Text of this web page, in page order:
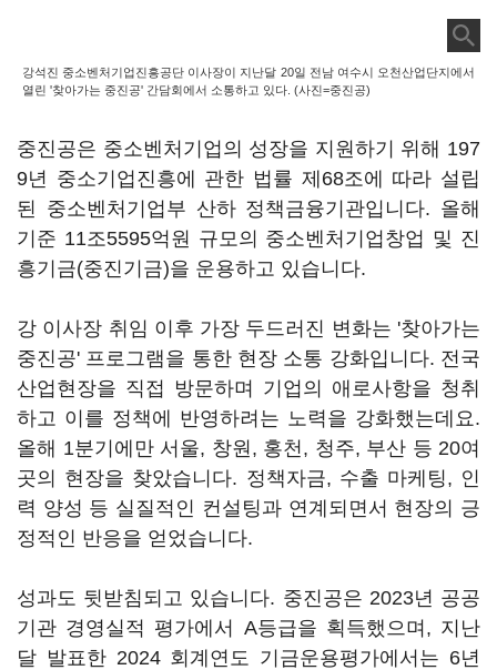
강석진 중소벤처기업진흥공단 이사장이 지난달 20일 전남 여수시 오천산업단지에서
열린 '찾아가는 중진공' 간담회에서 소통하고 있다. (사진=중진공)
중진공은 중소벤처기업의 성장을 지원하기 위해 197
9년 중소기업진흥에 관한 법률 제68조에 따라 설립
된 중소벤처기업부 산하 정책금융기관입니다. 올해
기준 11조5595억원 규모의 중소벤처기업창업 및 진
흥기금(중진기금)을 운용하고 있습니다.
강 이사장 취임 이후 가장 두드러진 변화는 '찾아가는
중진공' 프로그램을 통한 현장 소통 강화입니다. 전국
산업현장을 직접 방문하며 기업의 애로사항을 청취
하고 이를 정책에 반영하려는 노력을 강화했는데요.
올해 1분기에만 서울, 창원, 홍천, 청주, 부산 등 20여
곳의 현장을 찾았습니다. 정책자금, 수출 마케팅, 인
력 양성 등 실질적인 컨설팅과 연계되면서 현장의 긍
정적인 반응을 얻었습니다.
성과도 뒷받침되고 있습니다. 중진공은 2023년 공공
기관 경영실적 평가에서 A등급을 획득했으며, 지난
달 발표한 2024 회계연도 기금운용평가에서는 6년